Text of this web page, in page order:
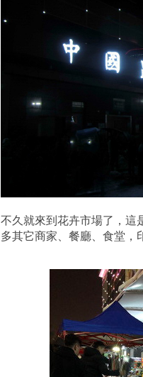
不久就來到花卉市場了，這
多其它商家、餐廳、食堂，